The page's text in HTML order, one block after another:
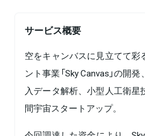
サービス概要
空をキャンバスに見立てて彩
ント事業「Sky Canvas」の開
入データ解析、小型人工衛
間宇宙スタートアップ。